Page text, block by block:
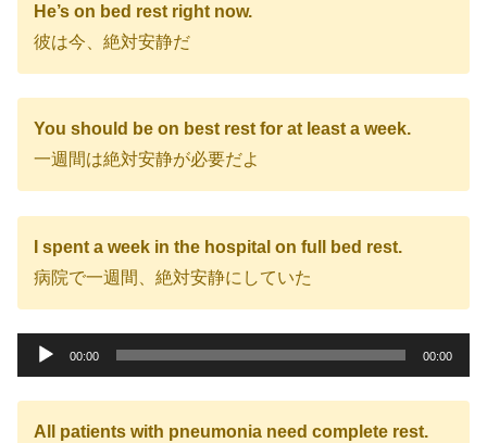
He’s on bed rest right now.
彼は今、絶対安静だ
You should be on best rest for at least a week.
一週間は絶対安静が必要だよ
I spent a week in the hospital on full bed rest.
病院で一週間、絶対安静にしていた
声
プ
00:00 00:00
All patients with pneumonia need complete rest.